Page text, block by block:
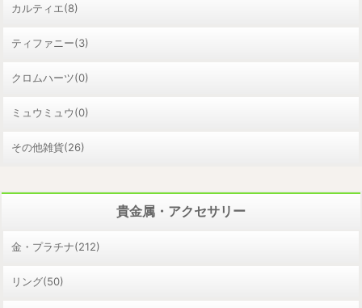
カルティエ(8)
ティファニー(3)
クロムハーツ(0)
ミュウミュウ(0)
その他雑貨(26)
貴金属・アクセサリー
金・プラチナ(212)
リング(50)